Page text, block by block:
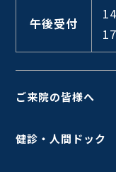
午後受付
ご来院の皆様へ
健診・人間ドック